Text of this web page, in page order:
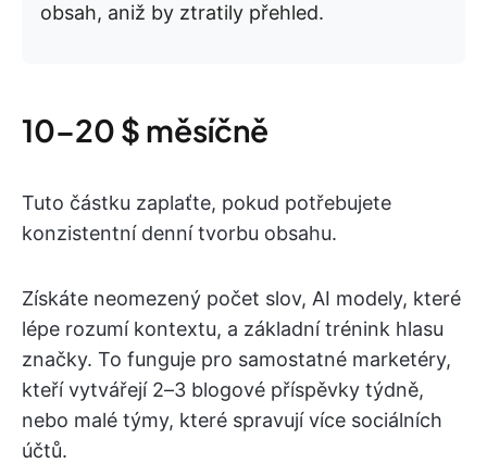
obsah, aniž by ztratily přehled.
10–20 $ měsíčně
Tuto částku zaplaťte, pokud potřebujete
konzistentní denní tvorbu obsahu.
Získáte neomezený počet slov, AI modely, které
lépe rozumí kontextu, a základní trénink hlasu
značky. To funguje pro samostatné marketéry,
kteří vytvářejí 2–3 blogové příspěvky týdně,
nebo malé týmy, které spravují více sociálních
účtů.